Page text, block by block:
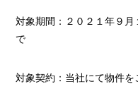
対象期間：２０２１年９
で
対象契約：当社にて物件